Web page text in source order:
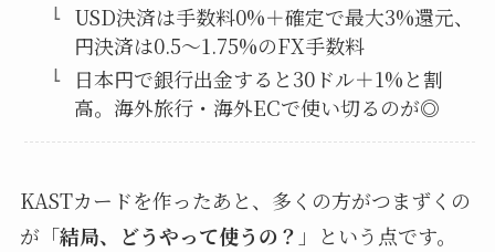
USD決済は手数料0%＋確定で最大3%還元、
円決済は0.5〜1.75%のFX手数料
日本円で銀行出金すると30ドル＋1%と割
高。海外旅行・海外ECで使い切るのが◎
KASTカードを作ったあと、多くの方がつまずくの
が「結局、どうやって使うの？ 」という点です。